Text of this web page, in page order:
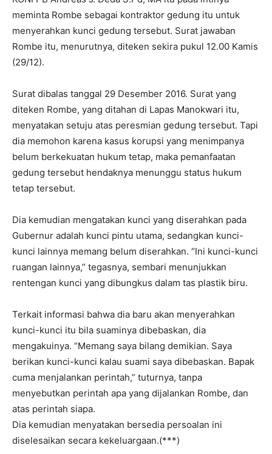
meminta Rombe sebagai kontraktor gedung itu untuk
menyerahkan kunci gedung tersebut. Surat jawaban
Rombe itu, menurutnya, diteken sekira pukul 12.00 Kamis
(29/12).
Surat dibalas tanggal 29 Desember 2016. Surat yang
diteken Rombe, yang ditahan di Lapas Manokwari itu,
menyatakan setuju atas peresmian gedung tersebut. Tapi
dia memohon karena kasus korupsi yang menimpanya
belum berkekuatan hukum tetap, maka pemanfaatan
gedung tersebut hendaknya menunggu status hukum
tetap tersebut.
Dia kemudian mengatakan kunci yang diserahkan pada
Gubernur adalah kunci pintu utama, sedangkan kunci-
kunci lainnya memang belum diserahkan. “Ini kunci-kunci
ruangan lainnya,” tegasnya, sembari menunjukkan
rentengan kunci yang dibungkus dalam tas plastik biru.
Terkait informasi bahwa dia baru akan menyerahkan
kunci-kunci itu bila suaminya dibebaskan, dia
mengakuinya. “Memang saya bilang demikian. Saya
berikan kunci-kunci kalau suami saya dibebaskan. Bapak
cuma menjalankan perintah,” tuturnya, tanpa
menyebutkan perintah apa yang dijalankan Rombe, dan
atas perintah siapa.
Dia kemudian menyatakan bersedia persoalan ini
diselesaikan secara kekeluargaan.(***)